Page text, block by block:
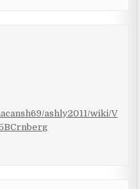
ashly2011/wiki/V